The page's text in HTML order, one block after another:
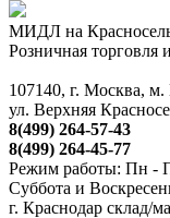
МИДЛ на
Розничная торговля
107140, г. Москва, м.
ул. Верхняя
8(499) 264-57-43
8(499) 264-45-77
Режим работы: Пн -
Суббота и
г. Краснодар склад/